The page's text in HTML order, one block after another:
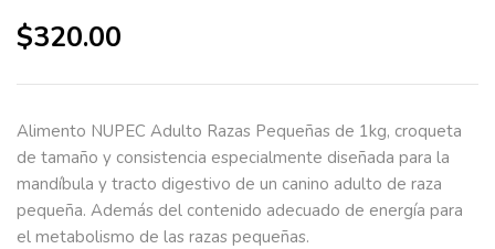
$320.00
Alimento NUPEC Adulto Razas Pequeñas de 1kg, croqueta
de tamaño y consistencia especialmente diseñada para la
mandíbula y tracto digestivo de un canino adulto de raza
pequeña. Además del contenido adecuado de energía para
el metabolismo de las razas pequeñas.